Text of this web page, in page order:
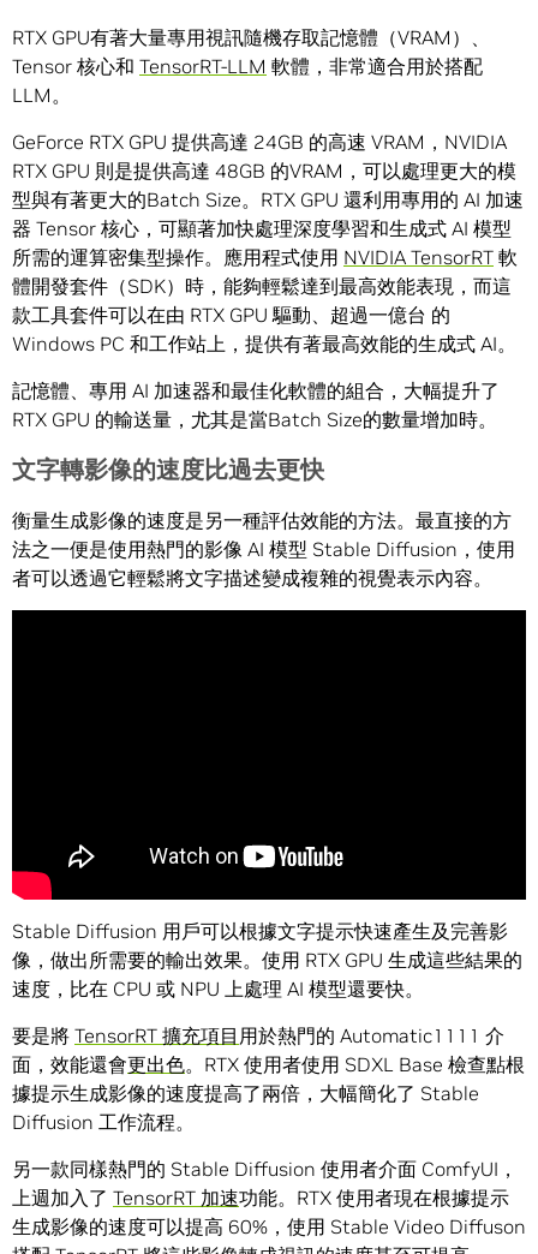
RTX GPU有著大量專用視訊隨機存取記憶體（VRAM）、
Tensor 核心和 TensorRT-LLM 軟體，非常適合用於搭配
LLM。
GeForce RTX GPU 提供高達 24GB 的高速 VRAM，NVIDIA
RTX GPU 則是提供高達 48GB 的VRAM，可以處理更大的模
型與有著更大的Batch Size。RTX GPU 還利用專用的 AI 加速
器 Tensor 核心，可顯著加快處理深度學習和生成式 AI 模型
所需的運算密集型操作。應用程式使用 NVIDIA TensorRT 軟
體開發套件（SDK）時，能夠輕鬆達到最高效能表現，而這
款工具套件可以在由 RTX GPU 驅動、超過一億台 的
Windows PC 和工作站上，提供有著最高效能的生成式 AI。
記憶體、專用 AI 加速器和最佳化軟體的組合，大幅提升了
RTX GPU 的輸送量，尤其是當Batch Size的數量增加時。
文字轉影像的速度比過去更快
衡量生成影像的速度是另一種評估效能的方法。最直接的方
法之一便是使用熱門的影像 AI 模型 Stable Diffusion，使用
者可以透過它輕鬆將文字描述變成複雜的視覺表示內容。
Stable Diffusion 用戶可以根據文字提示快速產生及完善影
像，做出所需要的輸出效果。使用 RTX GPU 生成這些結果的
速度，比在 CPU 或 NPU 上處理 AI 模型還要快。
要是將 TensorRT 擴充項目 用於熱門的 Automatic1111 介
面，效能還會更出色。RTX 使用者使用 SDXL Base 檢查點根
據提示生成影像的速度提高了兩倍，大幅簡化了 Stable
Diffusion 工作流程。
另一款同樣熱門的 Stable Diffusion 使用者介面 ComfyUI，
上週加入了 TensorRT 加速功能。RTX 使用者現在根據提示
生成影像的速度可以提高 60%，使用 Stable Video Diffuson